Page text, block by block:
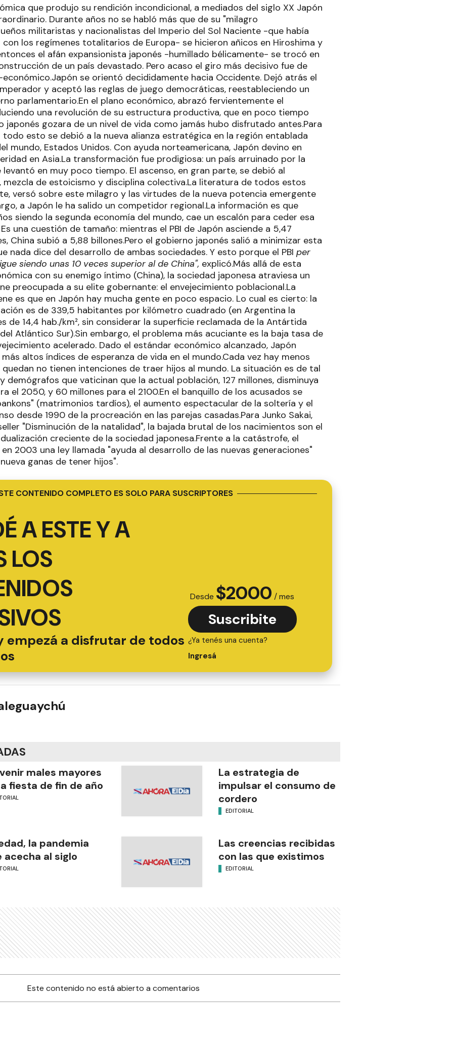
que produjo su rendición incondicional, a mediados del siglo XX Japón
Durante años no se habló más que de su "milagro
militaristas y nacionalistas del Imperio del Sol Naciente -que había
los regímenes totalitarios de Europa- se hicieron añicos en Hiroshima y
el afán expansionista japonés -humillado bélicamente- se trocó en
de un país devastado. Pero acaso el giro más decisivo fue de
se orientó decididamente hacia Occidente. Dejó atrás el
y aceptó las reglas de juego democráticas, reestableciendo un
parlamentario.En el plano económico, abrazó fervientemente el
una revolución de su estructura productiva, que en poco tiempo
japonés gozara de un nivel de vida como jamás hubo disfrutado antes.Para
todo esto se debió a la nueva alianza estratégica en la región entablada
mundo, Estados Unidos. Con ayuda norteamericana, Japón devino en
en Asia.La transformación fue prodigiosa: un país arruinado por la
en muy poco tiempo. El ascenso, en gran parte, se debió al
mezcla de estoicismo y disciplina colectiva.La literatura de todos estos
versó sobre este milagro y las virtudes de la nueva potencia emergente
a Japón le ha salido un competidor regional.La información es que
siendo la segunda economía del mundo, cae un escalón para ceder esa
una cuestión de tamaño: mientras el PBI de Japón asciende a 5,47
China subió a 5,88 billones.Pero el gobierno japonés salió a minimizar esta
nada dice del desarrollo de ambas sociedades. Y esto porque el PBI per
siendo unas 10 veces superior al de China", explicó.Más allá de esta
con su enemigo íntimo (China), la sociedad japonesa atraviesa un
preocupada a su elite gobernante: el envejecimiento poblacional.La
es que en Japón hay mucha gente en poco espacio. Lo cual es cierto: la
es de 339,5 habitantes por kilómetro cuadrado (en Argentina la
de 14,4 hab./km², sin considerar la superficie reclamada de la Antártida
Atlántico Sur).Sin embargo, el problema más acuciante es la baja tasa de
acelerado. Dado el estándar económico alcanzado, Japón
altos índices de esperanza de vida en el mundo.Cada vez hay menos
no tienen intenciones de traer hijos al mundo. La situación es de tal
demógrafos que vaticinan que la actual población, 127 millones, disminuya
el 2050, y 60 millones para el 2100.En el banquillo de los acusados se
(matrimonios tardíos), el aumento espectacular de la soltería y el
desde 1990 de la procreación en las parejas casadas.Para Junko Sakai,
"Disminución de la natalidad", la bajada brutal de los nacimientos son el
creciente de la sociedad japonesa.Frente a la catástrofe, el
2003 una ley llamada "ayuda al desarrollo de las nuevas generaciones"
ganas de tener hijos".
CONTENIDO COMPLETO ES SOLO PARA SUSCRIPTORES
A ESTE Y A
LOS
empezá a disfrutar de todos
Desde $2000 / mes
Suscribite
¿Ya tenés una cuenta?
Ingresá
males mayores
fiesta de fin de año
La estrategia de
impulsar el consumo de
cordero
EDITORIAL
la pandemia
acecha al siglo
Las creencias recibidas
con las que existimos
EDITORIAL
Este contenido no está abierto a comentarios